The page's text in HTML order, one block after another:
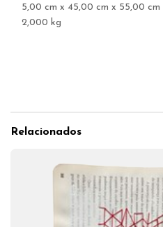
5,00 cm x 45,00 cm x 55,00 cm
2,000 kg
Relacionados